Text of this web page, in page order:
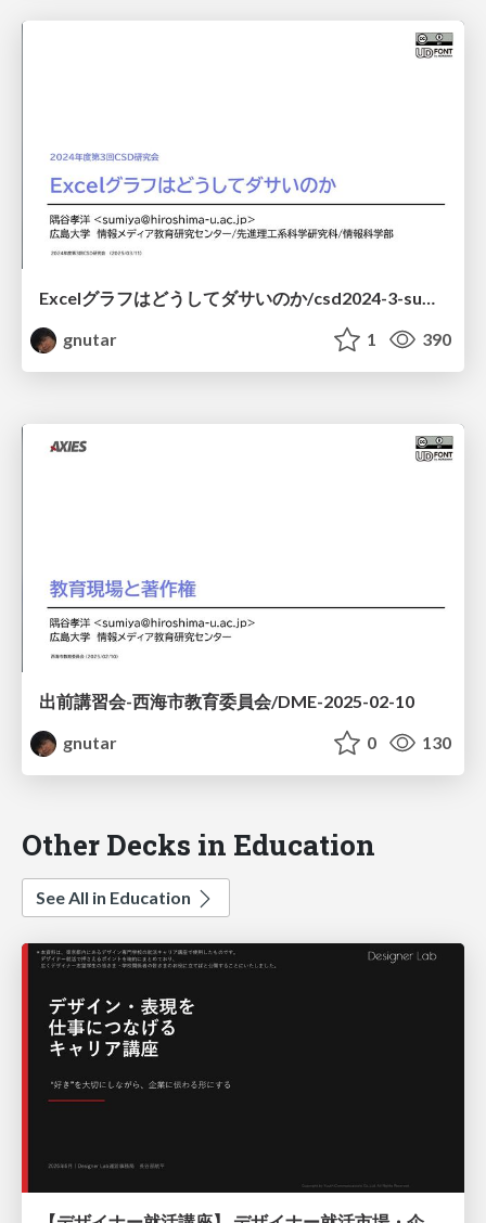
Excelグラフはどうしてダサいのか/csd2024-3-sumiya
gnutar
1 390
出前講習会-西海市教育委員会/DME-2025-02-10
gnutar
0 130
Other Decks in Education
See All in Education